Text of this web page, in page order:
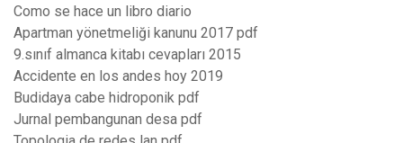
Como se hace un libro diario
Apartman yönetmeliği kanunu 2017 pdf
9.sınıf almanca kitabı cevapları 2015
Accidente en los andes hoy 2019
Budidaya cabe hidroponik pdf
Jurnal pembangunan desa pdf